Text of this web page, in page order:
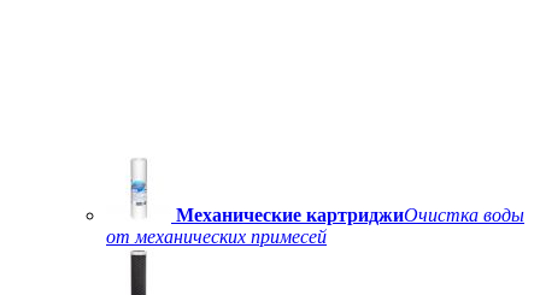
Механические картриджиОчистка воды
от механических примесей